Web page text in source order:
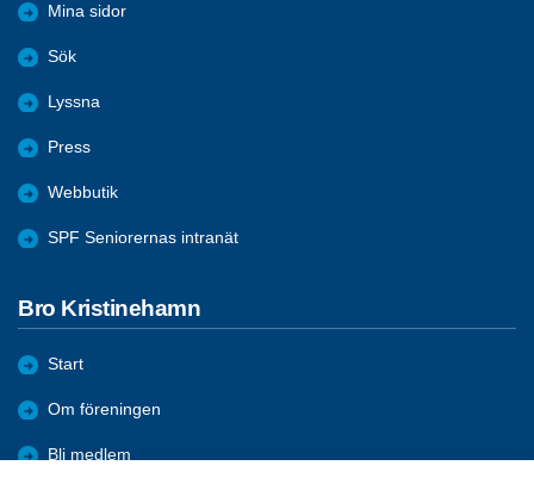
Mina sidor
Sök
Lyssna
Press
Webbutik
SPF Seniorernas intranät
Bro Kristinehamn
Start
Om föreningen
Bli medlem